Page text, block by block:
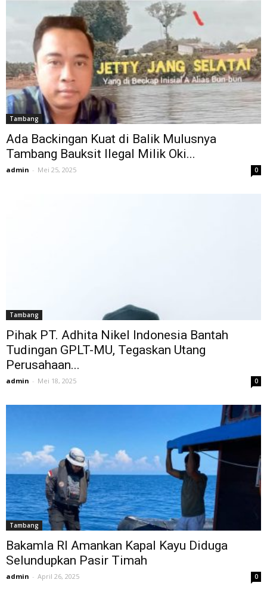
Tambang
Ada Backingan Kuat di Balik Mulusnya
Tambang Bauksit Ilegal Milik Oki...
admin - Mei 25, 2025 0
Tambang
Pihak PT. Adhita Nikel Indonesia Bantah
Tudingan GPLT-MU, Tegaskan Utang
Perusahaan...
admin - Mei 18, 2025 0
Tambang
Bakamla RI Amankan Kapal Kayu Diduga
Selundupkan Pasir Timah
admin - April 26, 2025 0